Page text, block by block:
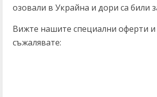
озовали в Украйна и дори са били
Вижте нашите специални оферти и
съжалявате: